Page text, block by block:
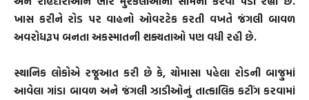
ખાસ કરીને રોડ પર વાહનો ઓવરટેક કરતી વખતે જંગલી બાવળ
અવરોધરૂપ બનતા અકસ્માતની શક્યતાઓ પણ વધી રહી છે.
સ્થાનિક લોકોએ રજૂઆત કરી છે કે, ચોમાસા પહેલા રોડની બાજુમાં
આવેલા ગાંડા બાવળ અને જંગલી ઝાડીઓનું તાત્કાલિક કટીંગ કરવામાં